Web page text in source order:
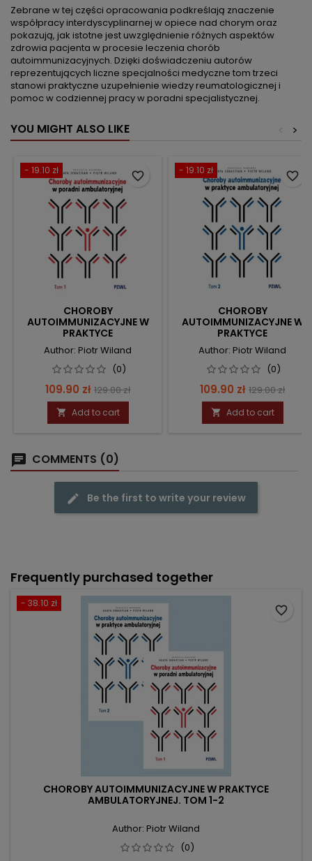
Zebrane w tej części opracowania podkreślają znaczenie
współpracy interdyscyplinarnej w opiece nad chorym oraz
pokazują, jak istotne jest uwzględnienie różnych aspektów
zdrowia pacjenta w procesie leczenia chorób
autoimmunizacyjnych. Dzięki doświadczeniu autorów
reprezentujących liczne specjalności medyczne tom trzeci
stanowi praktyczne uzupełnienie wiedzy reumatologicznej i
pomoc w codziennej pracy w poradni specjalistycznej.
YOU MIGHT ALSO LIKE >
<
- 19.10 zł
CHOROBY
AUTOIMMUNIZACYJNE W
PRAKTYCE
AMBULATORYJNEJ. TOM 1
Author: Piotr Wiland
(0)
Price
109.90 zł Regular
price
129.00 zł
 Add to cart
favorite_border - 19.10 zł
CHOROBY
AUTOIMMUNIZACYJNE W
PRAKTYCE
AMBULATORYJNEJ. TOM 2
Author: Piotr Wiland
(0)
Price
109.90 zł Regular
price
129.00 zł
 Add to cart
favorite_border
COMMENTS (0)
Be the first to write your review
Frequently purchased together
- 38.10 zł
CHOROBY AUTOIMMUNIZACYJNE W PRAKTYCE
AMBULATORYJNEJ. TOM 1-2
Author: Piotr Wiland
(0)
favorite_border